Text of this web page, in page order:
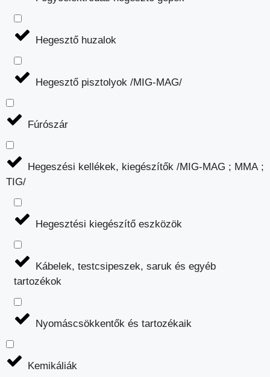
Hegesztő huzalok
Hegesztő pisztolyok /MIG-MAG/
Fúrószár
Hegeszési kellékek, kiegészítők /MIG-MAG ; MMA ;
TIG/
Hegesztési kiegészítő eszközök
Kábelek, testcsipeszek, saruk és egyéb
tartozékok
Nyomáscsökkentők és tartozékaik
Kemikáliák